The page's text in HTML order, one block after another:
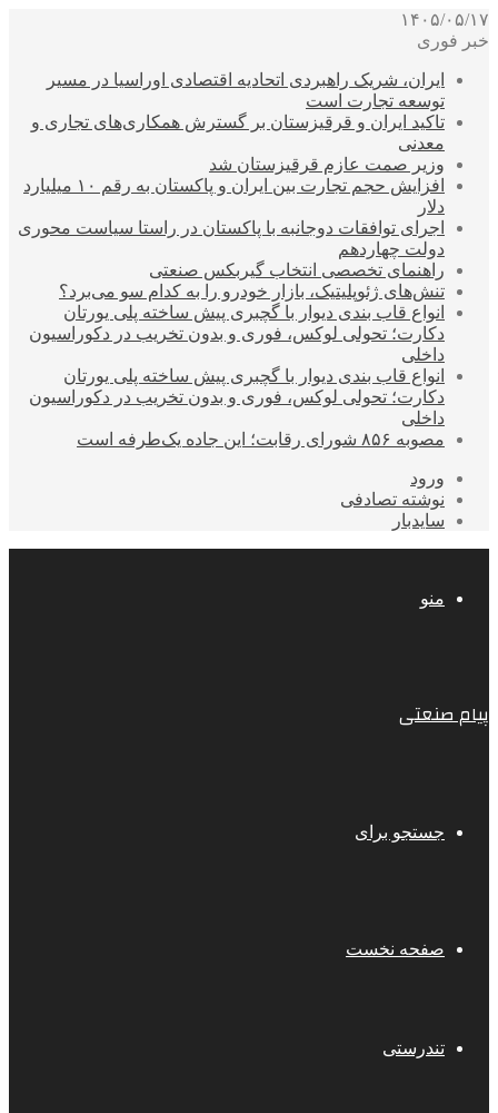
۱۴۰۵/۰۵/۱۷
خبر فوری
ایران، شریک راهبردی اتحادیه اقتصادی اوراسیا در مسیر
توسعه تجارت است
تاکید ایران و قرقیزستان بر گسترش همکاری‌های تجاری و
معدنی
وزیر صمت عازم قرقیزستان شد
افزایش حجم تجارت بین ایران و پاکستان به رقم ۱۰ میلیارد
دلار
اجرای توافقات دوجانبه با پاکستان در راستا سیاست محوری
دولت چهاردهم
راهنمای تخصصی انتخاب گیربکس صنعتی
تنش‌های ژئوپلیتیک، بازار خودرو را به کدام سو می‌برد؟
انواع قاب بندی دیوار با گچبری پیش ساخته پلی یورتان
دکارت؛ تحولی لوکس، فوری و بدون تخریب در دکوراسیون
داخلی
انواع قاب بندی دیوار با گچبری پیش ساخته پلی یورتان
دکارت؛ تحولی لوکس، فوری و بدون تخریب در دکوراسیون
داخلی
مصوبه ۸۵۶ شورای رقابت؛ این جاده یک‌طرفه است
ورود
نوشته تصادفی
سایدبار
منو
پیام صنعتی
جستجو برای
صفحه نخست
تندرستی